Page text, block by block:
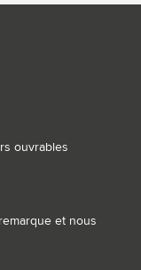
ouvrables
et nous